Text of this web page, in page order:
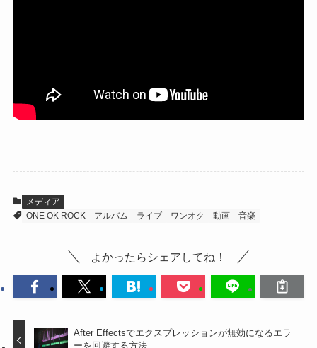
メディア
ONE OK ROCK
アルバム ライブ ワンオク 動画 音楽
よかったらシェアしてね！
After Effectsでエクスプレッションが無効になるエラ
ーを回避する方法